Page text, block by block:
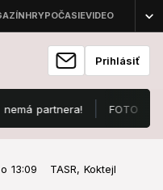
Prihlásiť
partnera! FOTO Známe
13:09 TASR, Koktejl
o 13:09